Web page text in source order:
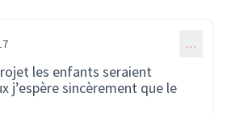
…
les enfants seraient
j’espère sincèrement que le